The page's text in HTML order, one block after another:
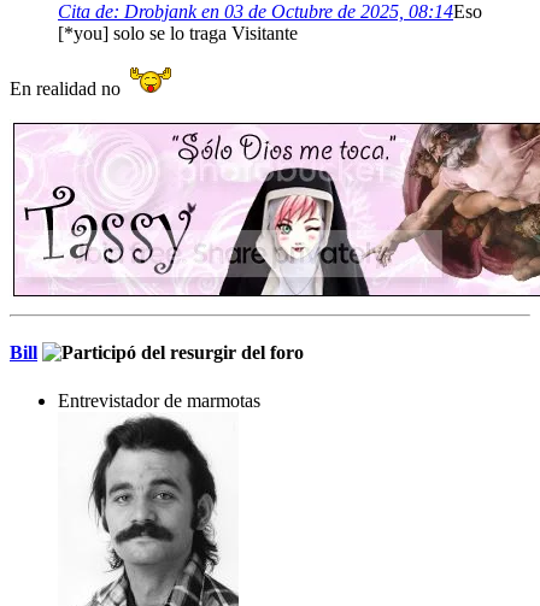
Cita de: Drobjank en 03 de Octubre de 2025, 08:14Eso
[*you] solo se lo traga Visitante
En realidad no
Bill
Entrevistador de marmotas